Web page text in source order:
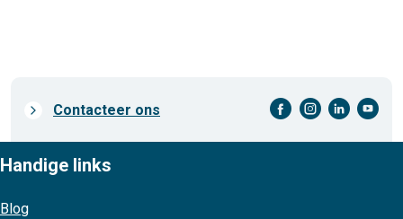
Prefooter
Contacteer ons facebook-cirkel instagram-cirkel linkedin-cirkel youtube-cirkel
Handige links
Blog